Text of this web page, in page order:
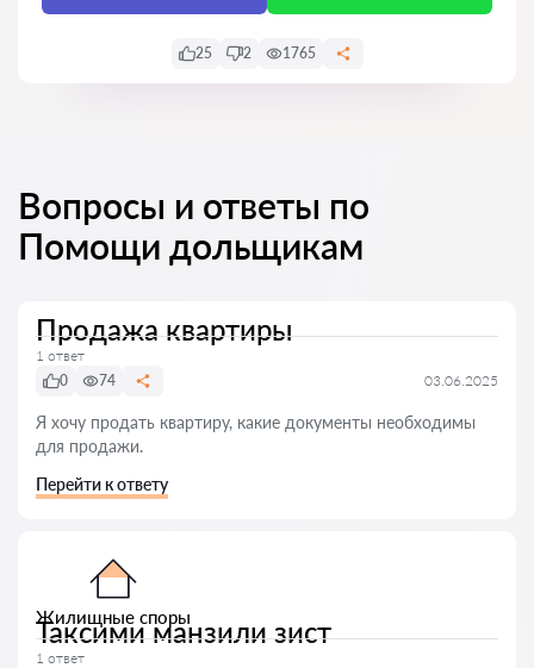
25 2 1765
Вопросы и ответы по
Помощи дольщикам
Продажа квартиры
1 ответ
0
74 03.06.2025
Я хочу продать квартиру, какие документы необходимы
для продажи.
Перейти к ответу
Жилищные споры
Таксими манзили зист
1 ответ